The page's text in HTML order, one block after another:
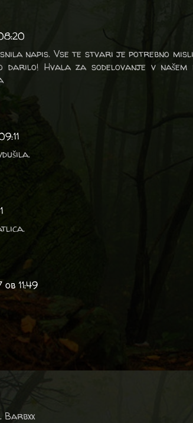
napis. Vse te stvari je potrebno
Hvala za sodelovanje v našem
11:49